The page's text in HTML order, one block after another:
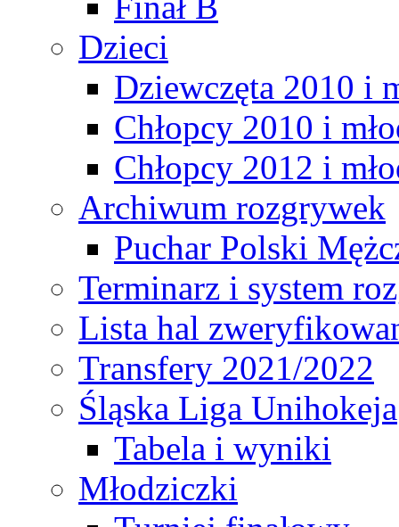
Dzieci
Dziewczęta 2010 i
Chłopcy 2010 i
Chłopcy 2012 i
Archiwum rozgrywek
Puchar Polski
Terminarz i system
Lista hal
Transfery 2021/2022
Śląska Liga Unihokeja
Tabela i wyniki
Młodziczki